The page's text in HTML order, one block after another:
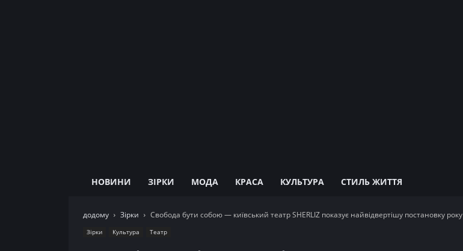
НОВИНИ ЗІРКИ МОДА КРАСА КУЛЬТУРА СТИЛЬ ЖИТТЯ
додому Зірки Свобода бути собою — київський театр SHERLIZ показує найвідвертішу постановку року
Зірки Культура Театр